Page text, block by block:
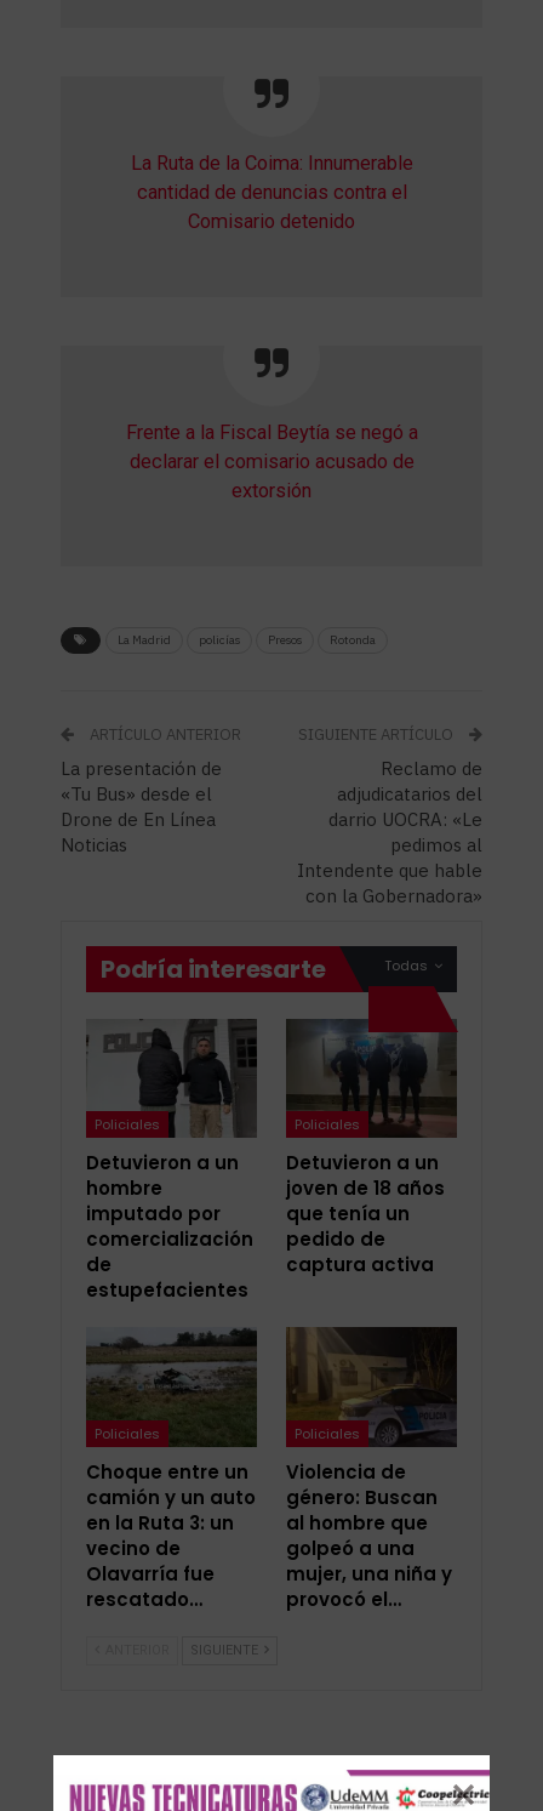
La Ruta de la Coima: Innumerable
cantidad de denuncias contra el
Comisario detenido
Frente a la Fiscal Beytía se negó a
declarar el comisario acusado de
extorsión
La Madrid policías Presos Rotonda
ARTÍCULO ANTERIOR
La presentación de
«Tu Bus» desde el
Drone de En Línea
Noticias
SIGUIENTE ARTÍCULO
Reclamo de
adjudicatarios del
darrio UOCRA: «Le
pedimos al
Intendente que hable
con la Gobernadora»
Todas
Podría interesarte
Policiales
Detuvieron a un
hombre
imputado por
comercialización
de
estupefacientes
Policiales
Detuvieron a un
joven de 18 años
que tenía un
pedido de
captura activa
Policiales
Choque entre un
camión y un auto
en la Ruta 3: un
vecino de
Olavarría fue
rescatado…
Policiales
Violencia de
género: Buscan
al hombre que
golpeó a una
mujer, una niña y
provocó el…
SIGUIENTE